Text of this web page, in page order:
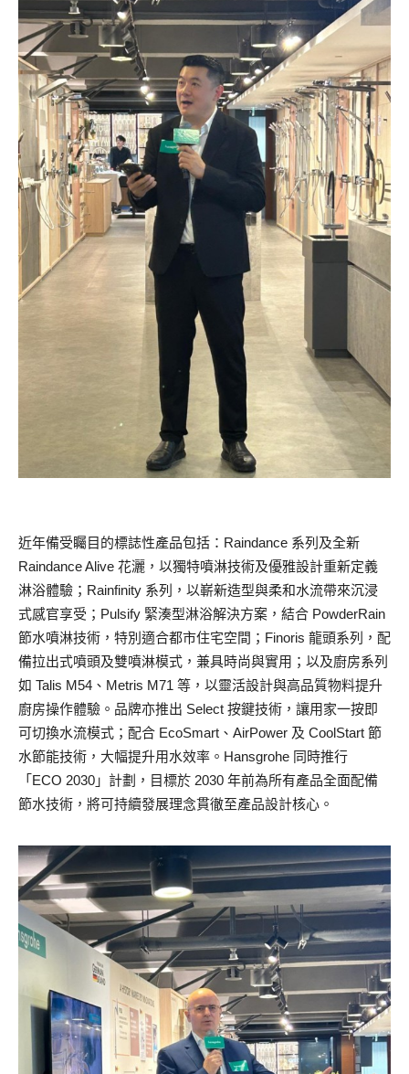
近年備受矚目的標誌性產品包括：Raindance 系列及全新
Raindance Alive 花灑，以獨特噴淋技術及優雅設計重新定義
淋浴體驗；Rainfinity 系列，以嶄新造型與柔和水流帶來沉浸
式感官享受；Pulsify 緊湊型淋浴解決方案，結合 PowderRain
節水噴淋技術，特別適合都市住宅空間；Finoris 龍頭系列，配
備拉出式噴頭及雙噴淋模式，兼具時尚與實用；以及廚房系列
如 Talis M54、Metris M71 等，以靈活設計與高品質物料提升
廚房操作體驗。品牌亦推出 Select 按鍵技術，讓用家一按即
可切換水流模式；配合 EcoSmart、AirPower 及 CoolStart 節
水節能技術，大幅提升用水效率。Hansgrohe 同時推行
「ECO 2030」計劃，目標於 2030 年前為所有產品全面配備
節水技術，將可持續發展理念貫徹至產品設計核心。